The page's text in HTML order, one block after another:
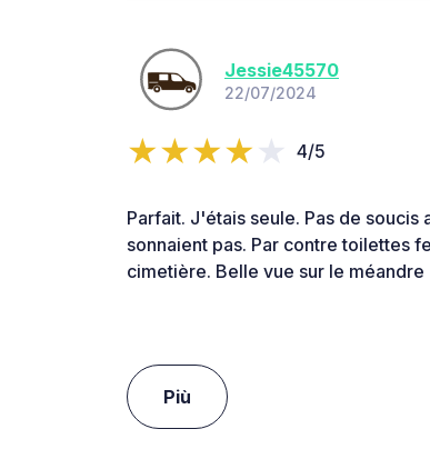
Jessie45570
22/07/2024
4/5
Parfait. J'étais seule. Pas de
sonnaient pas. Par contre toilettes
cimetière. Belle vue sur le méandre
Più